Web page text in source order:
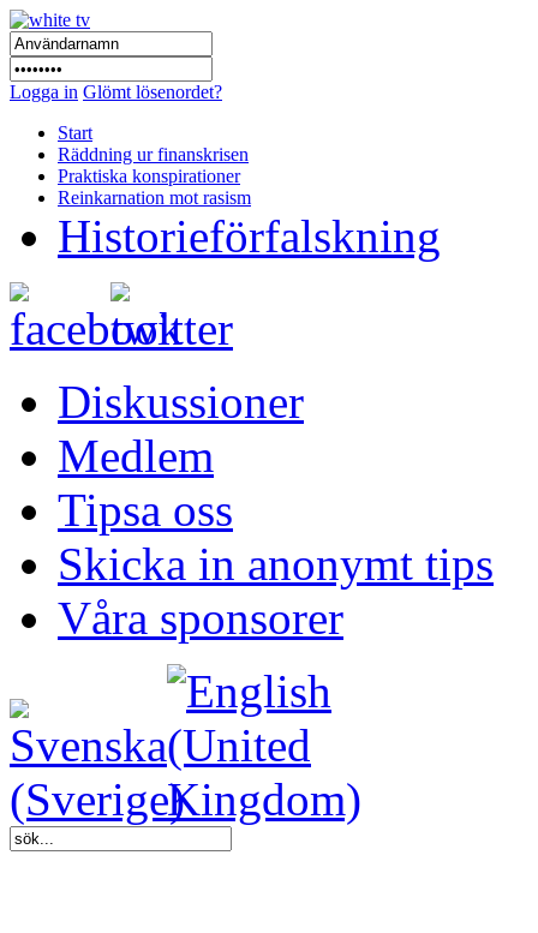
Logga in Glömt lösenordet?
Start
Räddning ur finanskrisen
Praktiska konspirationer
Reinkarnation mot rasism
Historieförfalskning
Diskussioner
Medlem
Tipsa oss
Skicka in anonymt tips
Våra sponsorer